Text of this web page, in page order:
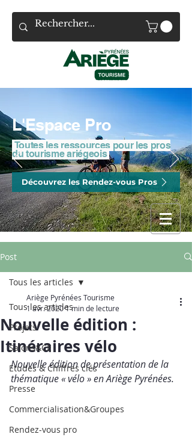
L'Espace Pro
Toutes les ressources pour les pros
du tourisme ariégeois
Découvrez les Rendez-vous Pros
Post
Tous les articles
Projets
Salons&CE
Etudes & Chiffres clés
Presse
Commercialisation&Groupes
Rendez-vous pro
Tous les articles
Nouvelle édition :
Itinéraires vélo
Ariège Pyrénées Tourisme
1 avr. 20201 min de lecture
Nouvelle édition de présentation de la
thématique « vélo » en Ariège Pyrénées.